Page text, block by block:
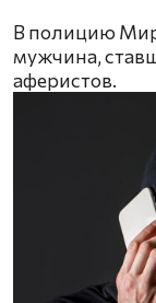
В полицию
мужчина,
аферистов.